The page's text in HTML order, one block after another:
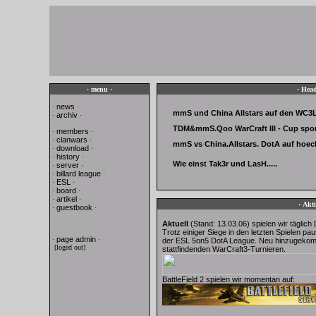
· menu ·
· news ·
· archiv·
· members ·
· clanwars ·
· download ·
· history·
· server·
· billard league·
· ESL
·
· board ·
· artikel ·
· guestbook ·
· page admin·
[loged out]
·
mmS und China Allstars auf den
TDM&mmS.Qoo WarCraft III - Cup
mmS vs China.Allstars. DotA auf
Wie einst Tak3r und LasH.....
·
Aktuell(Stand: 13.03.06) spielen wir täglich
Trotz einiger Siege in den letzten Spielen
der ESL 5on5 DotA League. Neu
stattfindenden WarCraft3-Turnieren.
BattleField 2 spielen wir momentan auf: